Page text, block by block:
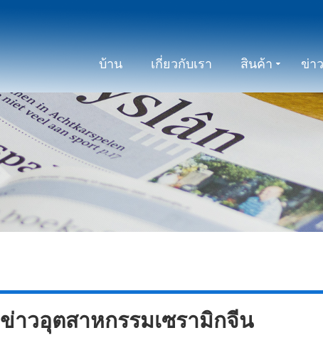
บ้าน เกี่ยวกับเรา สินค้า ข่าว
ข่าวอุตสาหกรรมเซรามิกจีน